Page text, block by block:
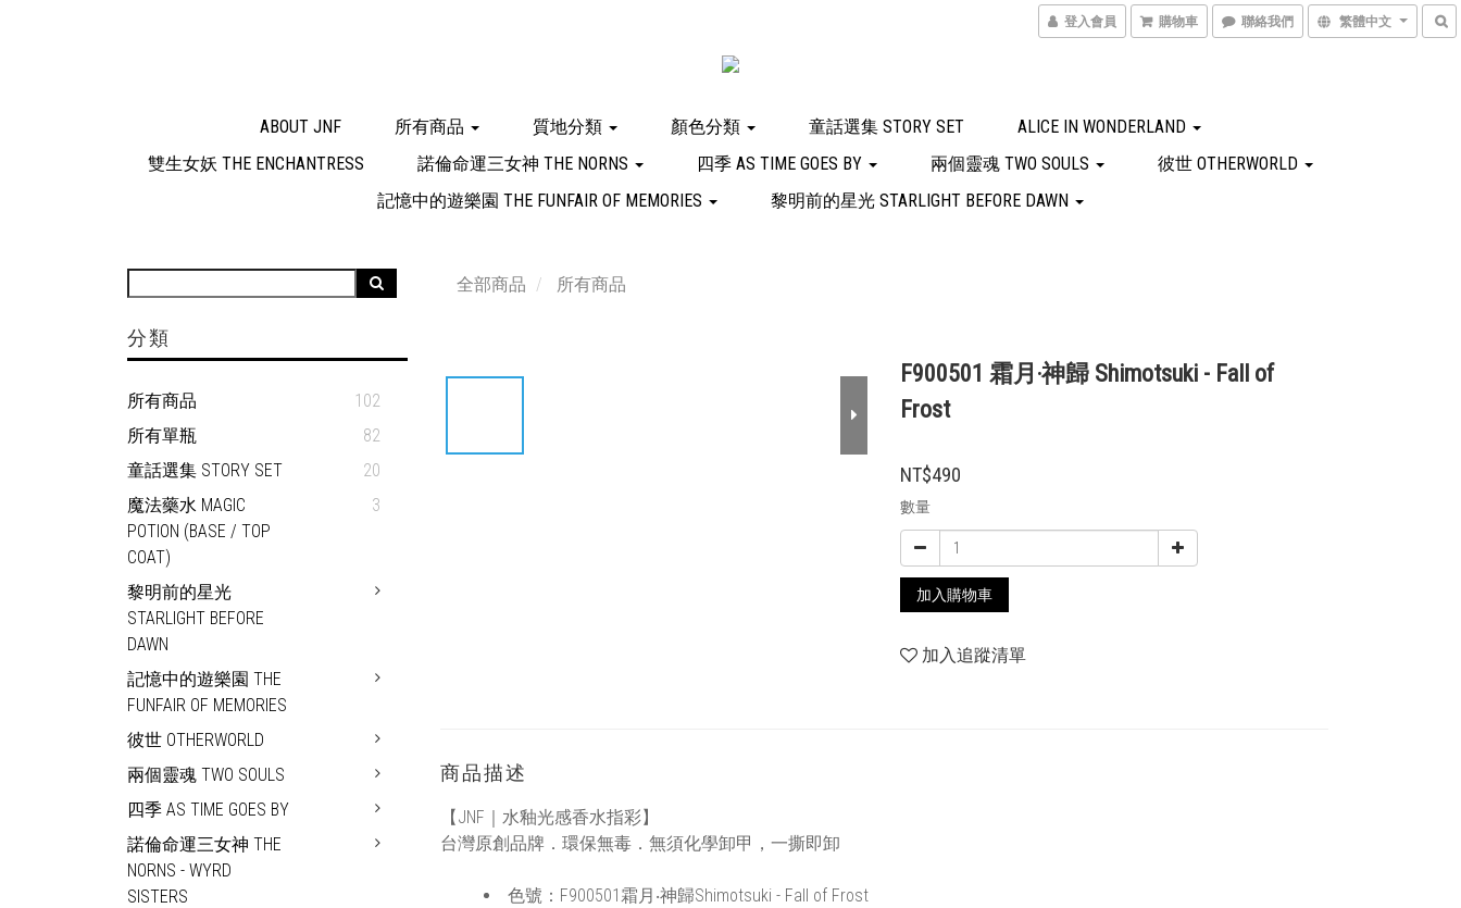
登入會員 購物車 聯絡我們 繁體中文
ABOUT JNF 所有商品 質地分類 顏色分類 童話選集 STORY SET
ALICE IN WONDERLAND
雙生女妖 THE ENCHANTRESS
諾倫命運三女神 THE NORNS 四季 AS TIME GOES BY 兩個靈魂 TWO SOULS
彼世 OTHERWORLD
記憶中的遊樂園 THE FUNFAIR OF MEMORIES
黎明前的星光 STARLIGHT BEFORE DAWN
分類
所有商品
102
所有單瓶
82
童話選集 STORY SET
20
魔法藥水 MAGIC
POTION (BASE / TOP
COAT)
3
黎明前的星光
STARLIGHT BEFORE
DAWN
記憶中的遊樂園 THE
FUNFAIR OF MEMORIES
彼世 OTHERWORLD
兩個靈魂 TWO SOULS
四季 AS TIME GOES BY
諾倫命運三女神 THE
NORNS - WYRD
SISTERS
全部商品 所有商品
F900501 霜月‧神歸 Shimotsuki - Fall of
Frost
NT$490
數量
加入購物車
加入追蹤清單
商品描述
【JNF｜水釉光感香水指彩】
台灣原創品牌．環保無毒．無須化學卸甲，一撕即卸
色號：F900501霜月‧神歸Shimotsuki - Fall of Frost